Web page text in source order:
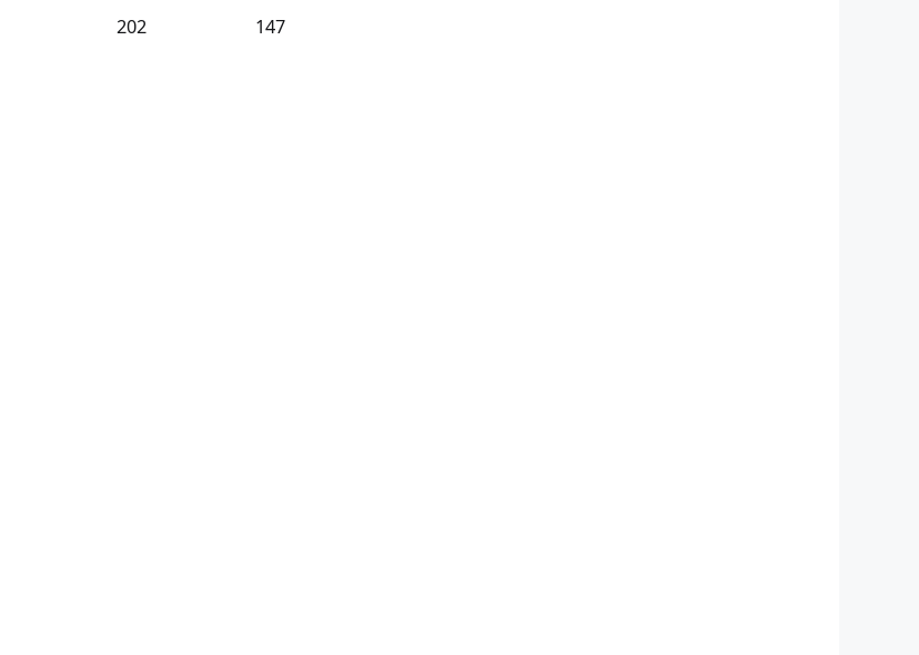
202 147